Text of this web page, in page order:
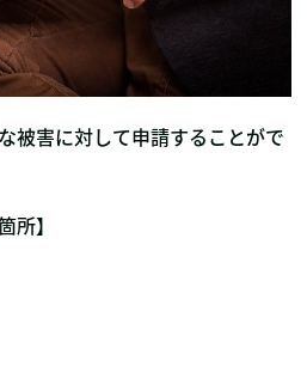
被害に対して申請することがで
所】